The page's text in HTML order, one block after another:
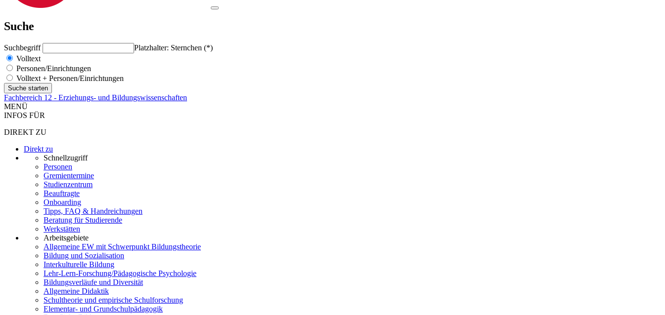
Suche
Suchbegriff
Platzhalter: Sternchen (*)
Volltext
Personen/Einrichtungen
Volltext + Personen/Einrichtungen
Fachbereich 12 - Erziehungs- und Bildungswissenschaften
MENÜ
INFOS FÜR
DIREKT ZU
Direkt zu
Schnellzugriff
Personen
Gremientermine
Studienzentrum
Beauftragte
Onboarding
Tipps, FAQ & Handreichungen
Beratung für Studierende
Werkstätten
Arbeitsgebiete
Allgemeine EW mit Schwerpunkt Bildungstheorie
Bildung und Sozialisation
Interkulturelle Bildung
Lehr-Lern-Forschung/Pädagogische Psychologie
Bildungsverläufe und Diversität
Allgemeine Didaktik
Schultheorie und empirische Schulforschung
Elementar- und Grundschulpädagogik